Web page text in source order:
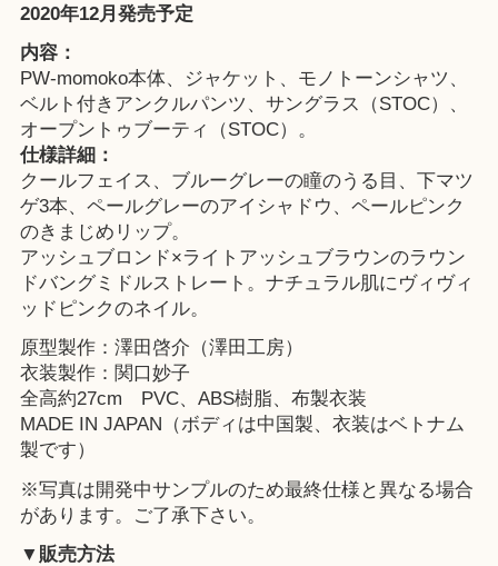
2020年12月発売予定
内容：
PW-momoko本体、ジャケット、モノトーンシャツ、
ベルト付きアンクルパンツ、サングラス（STOC）、
オープントゥブーティ（STOC）。
仕様詳細：
クールフェイス、ブルーグレーの瞳のうる目、下マツ
ゲ3本、ペールグレーのアイシャドウ、ペールピンク
のきまじめリップ。
アッシュブロンド×ライトアッシュブラウンのラウン
ドバングミドルストレート。ナチュラル肌にヴィヴィ
ッドピンクのネイル。
原型製作：澤田啓介（澤田工房）
衣装製作：関口妙子
全高約27cm PVC、ABS樹脂、布製衣装
MADE IN JAPAN（ボディは中国製、衣装はベトナム
製です）
※写真は開発中サンプルのため最終仕様と異なる場合
があります。ご了承下さい。
▼販売方法